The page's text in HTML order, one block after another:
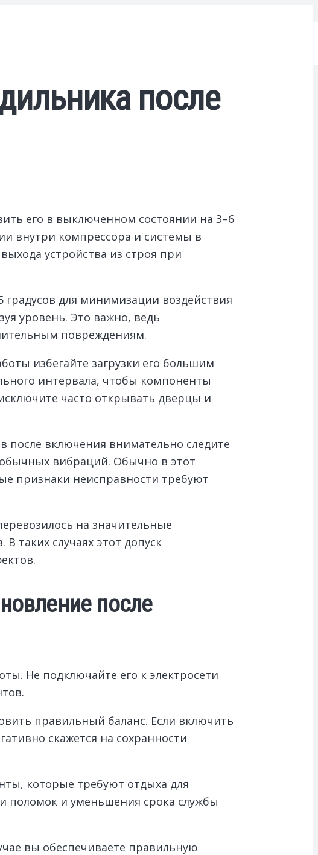
после
его в выключенном состоянии на 3–6
внутри компрессора и системы в
устройства из строя при
градусов для минимизации воздействия
уровень. Это важно, ведь
повреждениям.
избегайте загрузки его большим
интервала, чтобы компоненты
часто открывать дверцы и
после включения внимательно следите
вибраций. Обычно в этот
признаки неисправности требуют
на значительные
таких случаях этот допуск
после
Не подключайте его к электросети
правильный баланс. Если включить
скажется на сохранности
которые требуют отдыха для
поломок и уменьшения срока службы
вы обеспечиваете правильную